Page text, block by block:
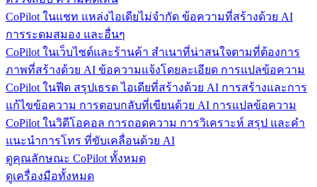
CoPilot ในแชท แหล่งไอเดียไม่จำกัด ข้อความที่สร้างด้วย AI
การระดมสมอง และอื่นๆ
CoPilot ในเว็บไซต์และร้านค้า สำเนาที่น่าสนใจตามที่ต้องการ
ภาพที่สร้างด้วย AI ข้อความแจ้งโดยละเอียด การแปลข้อความ
CoPilot ในฟีด สรุปเธรด ไอเดียที่สร้างด้วย AI การสร้างและการ
แก้ไขข้อความ การตอบกลับที่เขียนด้วย AI การแปลข้อความ
CoPilot ในวิดีโอคอล การถอดความ การวิเคราะห์ สรุป และคำ
แนะนำการโทร ที่ขับเคลื่อนด้วย AI
ดูคุณลักษณะ CoPilot ทั้งหมด
ดูเครื่องมือทั้งหมด